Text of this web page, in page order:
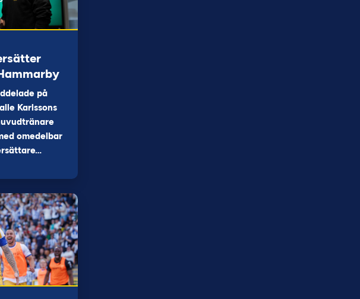
på
Karlssons
omedelbar